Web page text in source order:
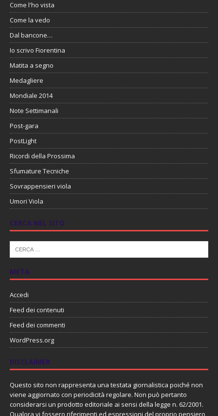
Come l'ho vista
Come la vedo
Dal bancone…
Io scrivo Fiorentina
Matita a segno
Medagliere
Mondiale 2014
Note Settimanali
Post-gara
PostLight
Ricordi della Prossima
Sfumature Tecniche
Sovrappensieri viola
Umori Viola
CERCA NEL SITO
META
Accedi
Feed dei contenuti
Feed dei commenti
WordPress.org
DISCLAIMER
Questo sito non rappresenta una testata giornalistica poiché non
viene aggiornato con periodicità regolare. Non può pertanto
considerarsi un prodotto editoriale ai sensi della legge n. 62/2001.
Qualora vi fossero riferimenti ed espressioni del proprio pensiero